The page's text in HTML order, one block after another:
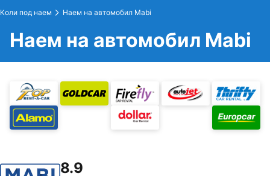
Коли под наем Наем на автомобил Mabi
Наем на автомобил Mabi
8.9